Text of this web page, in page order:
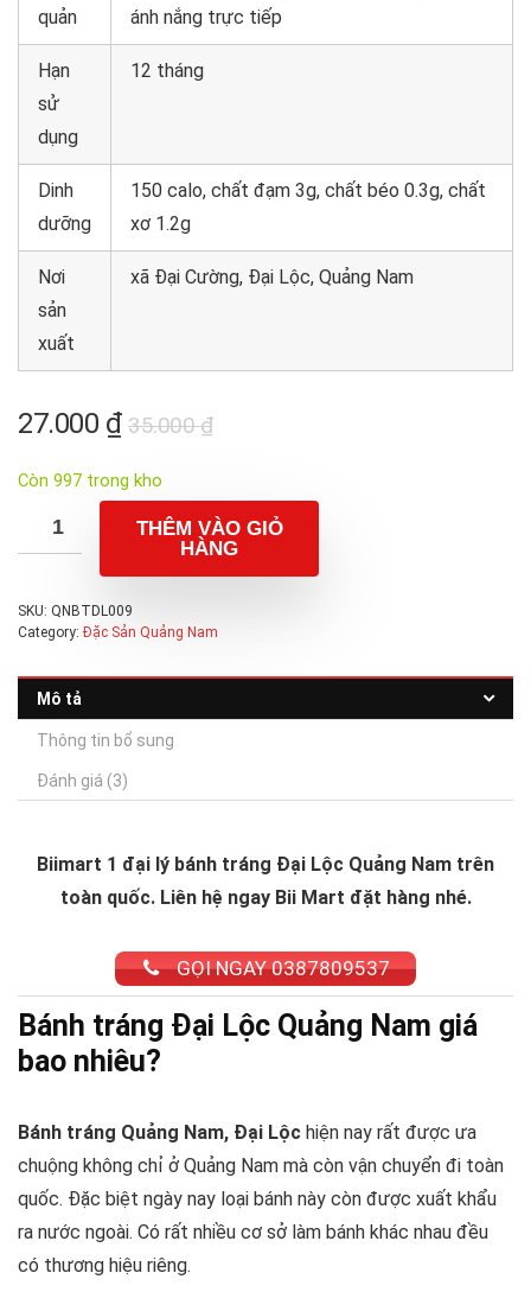
quản
ánh nắng trực tiếp
Hạn
sử
dụng
12 tháng
Dinh
dưỡng
150 calo, chất đạm 3g, chất béo 0.3g, chất
xơ 1.2g
Nơi
sản
xuất
xã Đại Cường, Đại Lộc, Quảng Nam
35.000₫Giá
35.000 ₫.
27.000 ₫
Giá
là:
27.000 ₫.
Còn 997 trong kho
THÊM VÀO GIỎ
HÀNG
SKU: QNBTDL009
Category: Đặc Sản Quảng Nam
Mô tả
Thông tin bổ sung
Đánh giá (3)
Biimart 1 đại lý bánh tráng Đại Lộc Quảng Nam trên
toàn quốc. Liên hệ ngay Bii Mart đặt hàng nhé.
GỌI NGAY 0387809537
Bánh tráng Đại Lộc Quảng Nam giá
bao nhiêu?
Bánh tráng Quảng Nam, Đại Lộc hiện nay rất được ưa
chuộng không chỉ ở Quảng Nam mà còn vận chuyển đi toàn
quốc. Đặc biệt ngày nay loại bánh này còn được xuất khẩu
ra nước ngoài. Có rất nhiều cơ sở làm bánh khác nhau đều
có thương hiệu riêng.